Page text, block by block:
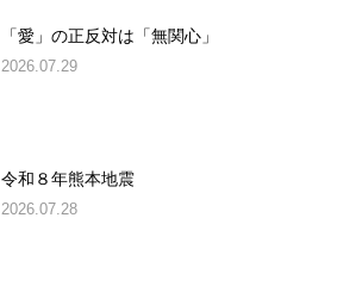
「愛」の正反対は「無関心」
2026.07.29
令和８年熊本地震
2026.07.28